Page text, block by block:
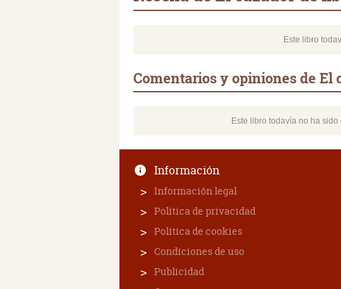
Este libro
Comentarios y opiniones de El
Este libro todavía no ha
Información
Información legal
Política de privacidad
Política de cookies
Condiciones de uso
Publicidad